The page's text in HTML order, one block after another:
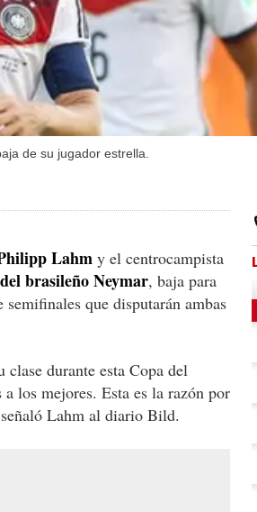
de su jugador estrella.
Lahm y el centrocampista
brasileño Neymar, baja para
que disputarán ambas
clase durante esta Copa del
los mejores. Esta es la razón por
Lahm al diario Bild.